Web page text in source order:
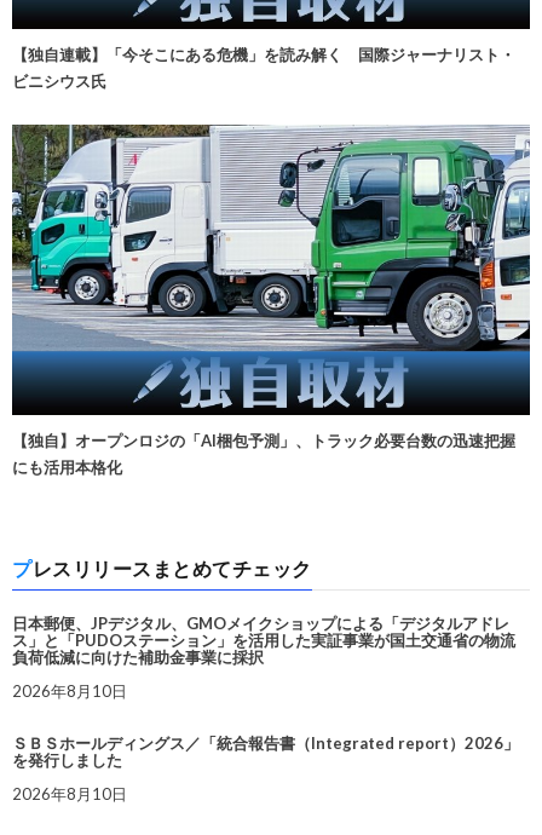
【独自連載】「今そこにある危機」を読み解く 国際ジャーナリスト・
ビニシウス氏
【独自】オープンロジの「AI梱包予測」、トラック必要台数の迅速把握
にも活用本格化
プレスリリースまとめてチェック
日本郵便、JPデジタル、GMOメイクショップによる「デジタルアドレ
ス」と「PUDOステーション」を活用した実証事業が国土交通省の物流
負荷低減に向けた補助金事業に採択
2026年8月10日
ＳＢＳホールディングス／「統合報告書（Integrated report）2026」
を発行しました
2026年8月10日